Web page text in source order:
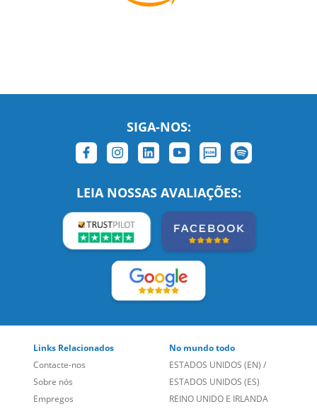
SIGA-NOS:
LEIA NOSSAS AVALIAÇÕES:
Links Relacionados
Contacte-nos
Sobre nós
Empregos
No mundo todo
ESTADOS UNIDOS (EN) /
ESTADOS UNIDOS (ES)
REINO UNIDO E IRLANDA